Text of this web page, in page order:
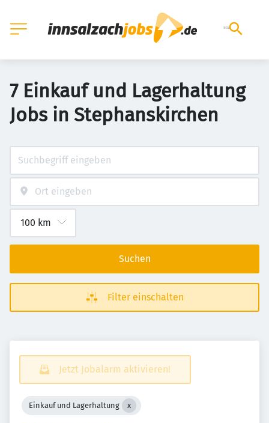
7 Einkauf und Lagerhaltung
Jobs in Stephanskirchen
Suchen
Filter einschalten
Jetzt Jobalarm aktivieren!
Einkauf und Lagerhaltung